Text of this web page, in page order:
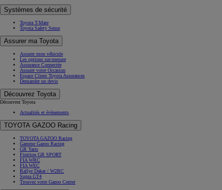
Systèmes de sécurité
Toyota T-Mate
Toyota Safety Sense
Assurer ma Toyota
Assurer mon véhicule
Les options sur-mesure
Assurance Connectée
Assurer votre Occasion
Espace Client Toyota Assurances
Demander un devis
Découvrez Toyota
Découvrez Toyota
Actualités et évènements
TOYOTA GAZOO Racing
TOYOTA GAZOO Racing
Gamme Gazoo Racing
GR Yaris
Finition GR SPORT
FIA WRC
FIA WEC
Rallye Dakar / W2RC
Supra GT4
Trouvez votre Gazoo Center